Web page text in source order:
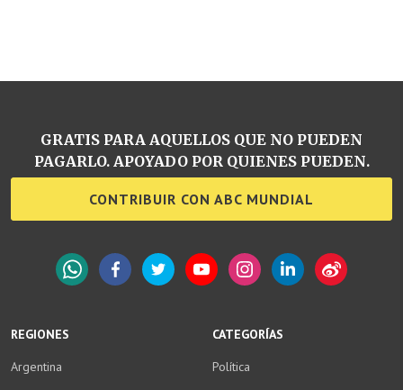
REGIONES
Argentina
CATEGORÍAS
Política
GRATIS PARA AQUELLOS QUE NO PUEDEN
PAGARLO. APOYADO POR QUIENES PUEDEN.
CONTRIBUIR CON ABC MUNDIAL